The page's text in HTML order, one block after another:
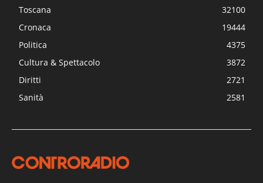
Toscana
32100
Cronaca
19444
Politica
4375
Cultura & Spettacolo
3872
Diritti
2721
Sanità
2581